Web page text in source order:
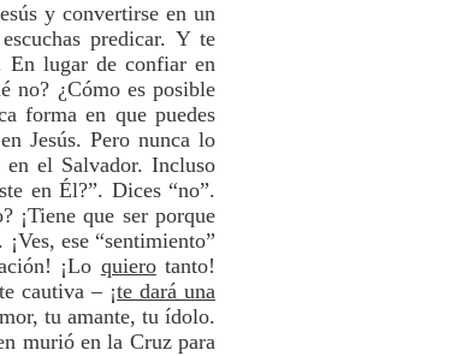
y convertirse en un
predicar. Y te
En lugar de confiar en
no? ¿Cómo es posible
forma en que puedes
Jesús. Pero nunca lo
el Salvador. Incluso
en Él?”. Dices “no”.
¡Tiene que ser porque
ese “sentimiento”
¡Lo quierotanto!
cautiva – ¡te dará una
tu amante, tu ídolo.
murió en la Cruz para